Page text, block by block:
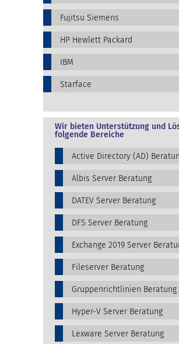
Fujitsu Siemens
HP Hewlett Packard
IBM
Starface
Wir bieten Unterstützung und
folgende Bereiche
Active Directory (AD)
Albis Server Beratung
DATEV Server Beratung
DFS Server Beratung
Exchange 2019 Server
Fileserver Beratung
Gruppenrichtlinien Beratung
Hyper-V Server Beratung
Lexware Server Beratung